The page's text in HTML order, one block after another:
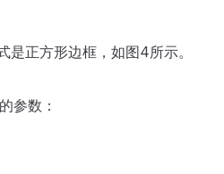
是正方形边框，如图4所示。
参数：